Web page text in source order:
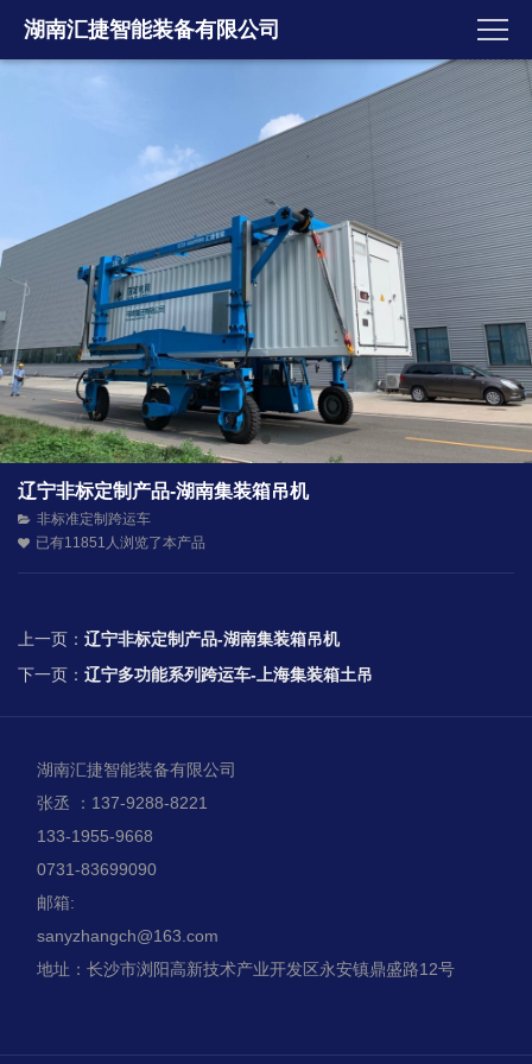
湖南汇捷智能装备有限公司
辽宁非标定制产品-湖南集装箱吊机
非标准定制跨运车
已有11851人浏览了本产品
上一页： 辽宁非标定制产品-湖南集装箱吊机
下一页： 辽宁多功能系列跨运车-上海集装箱土吊
湖南汇捷智能装备有限公司
张丞 ：137-9288-8221
133-1955-9668
0731-83699090
邮箱:
sanyzhangch@163.com
地址：长沙市浏阳高新技术产业开发区永安镇鼎盛路12号